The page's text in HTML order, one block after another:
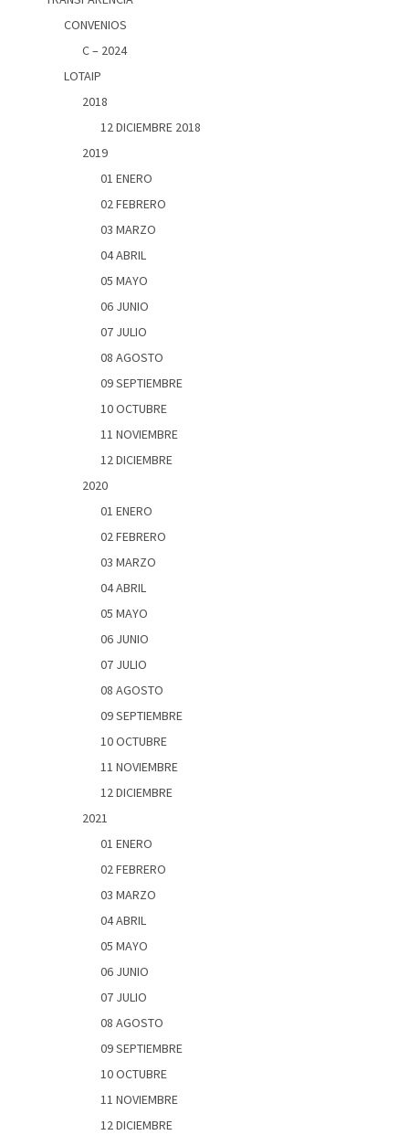
CONVENIOS
C – 2024
LOTAIP
2018
12 DICIEMBRE 2018
2019
01 ENERO
02 FEBRERO
03 MARZO
04 ABRIL
05 MAYO
06 JUNIO
07 JULIO
08 AGOSTO
09 SEPTIEMBRE
10 OCTUBRE
11 NOVIEMBRE
12 DICIEMBRE
2020
01 ENERO
02 FEBRERO
03 MARZO
04 ABRIL
05 MAYO
06 JUNIO
07 JULIO
08 AGOSTO
09 SEPTIEMBRE
10 OCTUBRE
11 NOVIEMBRE
12 DICIEMBRE
2021
01 ENERO
02 FEBRERO
03 MARZO
04 ABRIL
05 MAYO
06 JUNIO
07 JULIO
08 AGOSTO
09 SEPTIEMBRE
10 OCTUBRE
11 NOVIEMBRE
12 DICIEMBRE